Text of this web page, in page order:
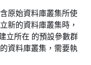
原始資料庫叢集所使
新的資料庫叢集時，
立所在 的預設參數群
資料庫叢集，需要執